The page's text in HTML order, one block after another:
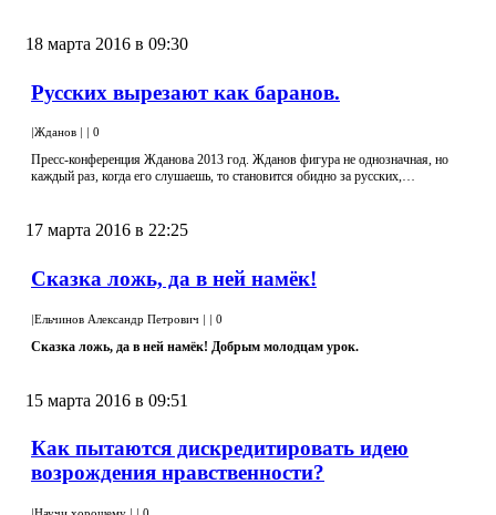
18 марта 2016 в 09:30
Русских вырезают как баранов.
Жданов 0
Пресс-конференция Жданова 2013 год. Жданов фигура не однозначная, но
каждый раз, когда его слушаешь, то становится обидно за русских,…
17 марта 2016 в 22:25
Сказка ложь, да в ней намёк!
|Ельчинов Александр Петрович | | 0
Сказка ложь, да в ней намёк! Добрым молодцам урок.
15 марта 2016 в 09:51
Как пытаются дискредитировать идею
возрождения нравственности?